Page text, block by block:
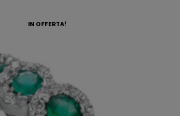
IN OFFERTA!